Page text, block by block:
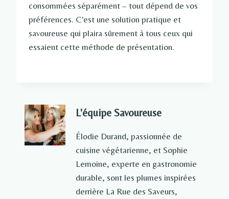
consommées séparément – tout dépend de vos
préférences. C'est une solution pratique et
savoureuse qui plaira sûrement à tous ceux qui
essaient cette méthode de présentation.
L'équipe Savoureuse
Élodie Durand, passionnée de
cuisine végétarienne, et Sophie
Lemoine, experte en gastronomie
durable, sont les plumes inspirées
derrière La Rue des Saveurs,